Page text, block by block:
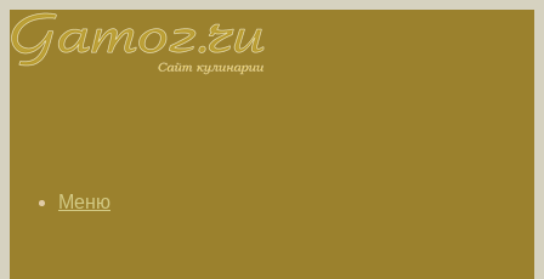
Меню